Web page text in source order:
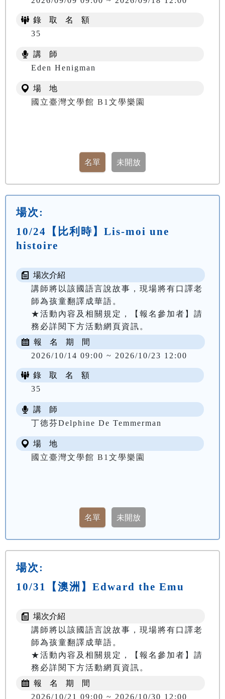
錄 取 名 額
35
講 師
Eden Henigman
場 地
國立臺灣文學館 B1文學樂園
場次:
10/24【比利時】Lis-moi une
histoire
場次介紹
講師將以該國語言說故事，現場將有口譯老
師為孩童翻譯成華語。
★活動內容及相關規定，【報名參加者】請
務必詳閱下方活動網頁資訊。
報 名 期 間
2026/10/14 09:00 ~ 2026/10/23 12:00
錄 取 名 額
35
講 師
丁徳芬Delphine De Temmerman
場 地
國立臺灣文學館 B1文學樂園
場次:
10/31【澳洲】Edward the Emu
場次介紹
講師將以該國語言說故事，現場將有口譯老
師為孩童翻譯成華語。
★活動內容及相關規定，【報名參加者】請
務必詳閱下方活動網頁資訊。
報 名 期 間
2026/10/21 09:00 ~ 2026/10/30 12:00